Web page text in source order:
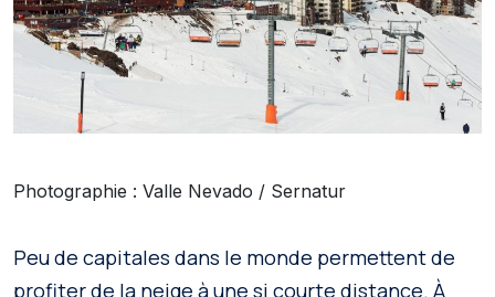
Photographie : Valle Nevado / Sernatur
Peu de capitales dans le monde permettent de
profiter de la neige à une si courte distance. À